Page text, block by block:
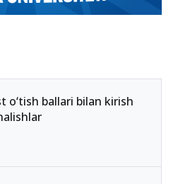
o‘tish ballari bilan kirish